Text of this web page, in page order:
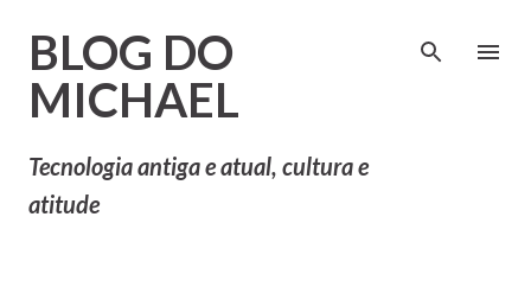
BLOG DO
MICHAEL
Tecnologia antiga e atual, cultura e
atitude